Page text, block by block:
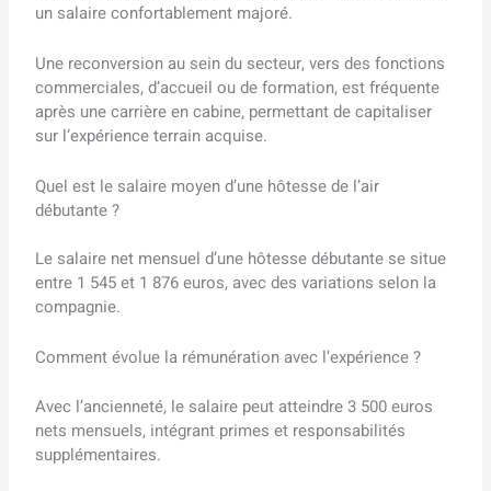
un salaire confortablement majoré.
Une reconversion au sein du secteur, vers des fonctions
commerciales, d’accueil ou de formation, est fréquente
après une carrière en cabine, permettant de capitaliser
sur l’expérience terrain acquise.
Quel est le salaire moyen d’une hôtesse de l’air
débutante ?
Le salaire net mensuel d’une hôtesse débutante se situe
entre 1 545 et 1 876 euros, avec des variations selon la
compagnie.
Comment évolue la rémunération avec l’expérience ?
Avec l’ancienneté, le salaire peut atteindre 3 500 euros
nets mensuels, intégrant primes et responsabilités
supplémentaires.